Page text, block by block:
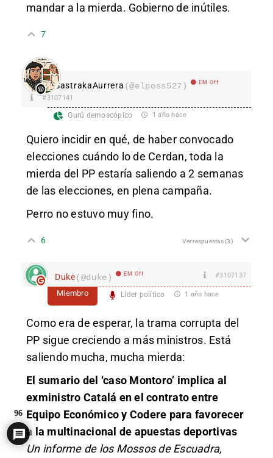
mandar a la mierda. Gobierno de inútiles.
7
SastrakaAurrera (@elposs527) EM Off
#3107141
Gurú demoscópico 1 año hace
Quiero incidir en qué, de haber convocado
elecciones cuándo lo de Cerdan, toda la
mierda del PP estaría saliendo a 2 semanas
de las elecciones, en plena campaña.
Perro no estuvo muy fino.
6 Ver respuestas(3)
Duke(@duke) EM Off #3107137
Miembro Líder político 1 año hace
Como era de esperar, la trama corrupta del
PP sigue creciendo a más ministros. Está
saliendo mucha, mucha mierda:
El sumario del ‘caso Montoro’ implica al
exministro Catalá en el contrato entre
Equipo Económico y Codere para favorecer
a la multinacional de apuestas deportivas
Un informe de los Mossos de Escuadra,
96